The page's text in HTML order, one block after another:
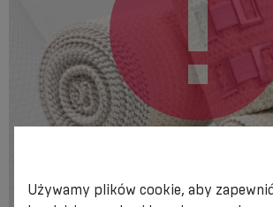
Używamy plików cookie, aby